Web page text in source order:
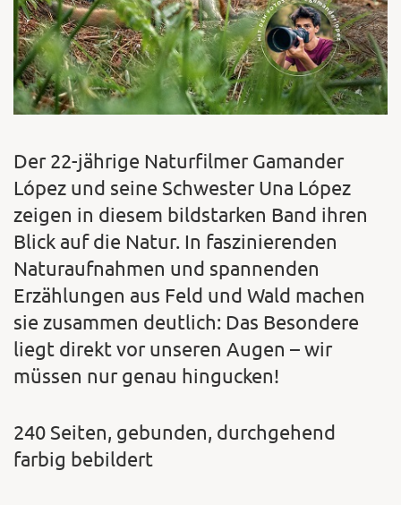
Der 22-jährige Naturfilmer Gamander
López und seine Schwester Una López
zeigen in diesem bildstarken Band ihren
Blick auf die Natur. In faszinierenden
Naturaufnahmen und spannenden
Erzählungen aus Feld und Wald machen
sie zusammen deutlich: Das Besondere
liegt direkt vor unseren Augen – wir
müssen nur genau hingucken!
240 Seiten, gebunden, durchgehend
farbig bebildert